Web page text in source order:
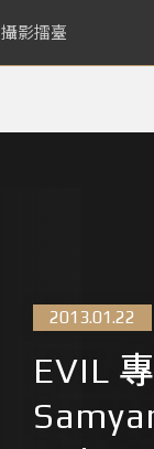
攝影擂臺
2013.01.22
EVIL